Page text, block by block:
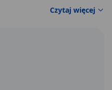
Czytaj więcej